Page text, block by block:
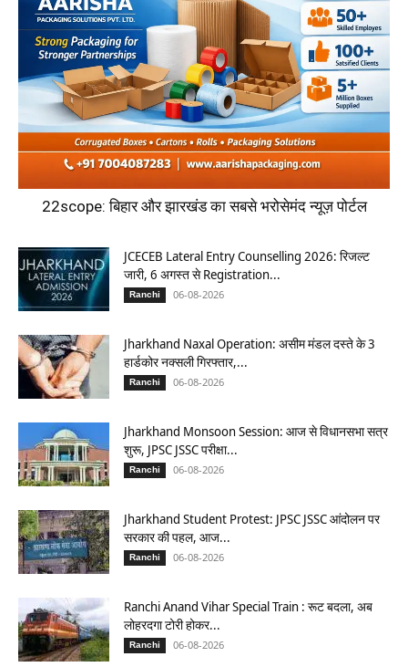
22scope: बिहार और झारखंड का सबसे भरोसेमंद न्यूज़ पोर्टल
JCECEB Lateral Entry Counselling 2026: रिजल्ट
जारी, 6 अगस्त से Registration...
Ranchi 06-08-2026
Jharkhand Naxal Operation: असीम मंडल दस्ते के 3
हार्डकोर नक्सली गिरफ्तार,...
Ranchi 06-08-2026
Jharkhand Monsoon Session: आज से विधानसभा सत्र
शुरू, JPSC JSSC परीक्षा...
Ranchi 06-08-2026
Jharkhand Student Protest: JPSC JSSC आंदोलन पर
सरकार की पहल, आज...
Ranchi 06-08-2026
Ranchi Anand Vihar Special Train : रूट बदला, अब
लोहरदगा टोरी होकर...
Ranchi 06-08-2026